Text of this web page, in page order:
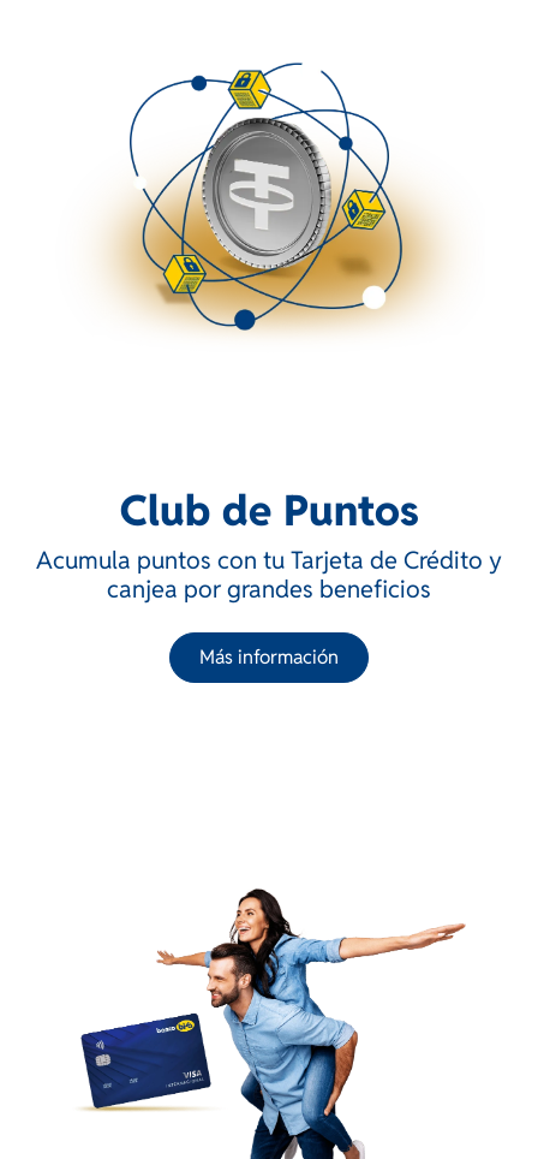
Club de Puntos
Acumula puntos con tu Tarjeta de Crédito y
canjea por grandes beneficios
Más información